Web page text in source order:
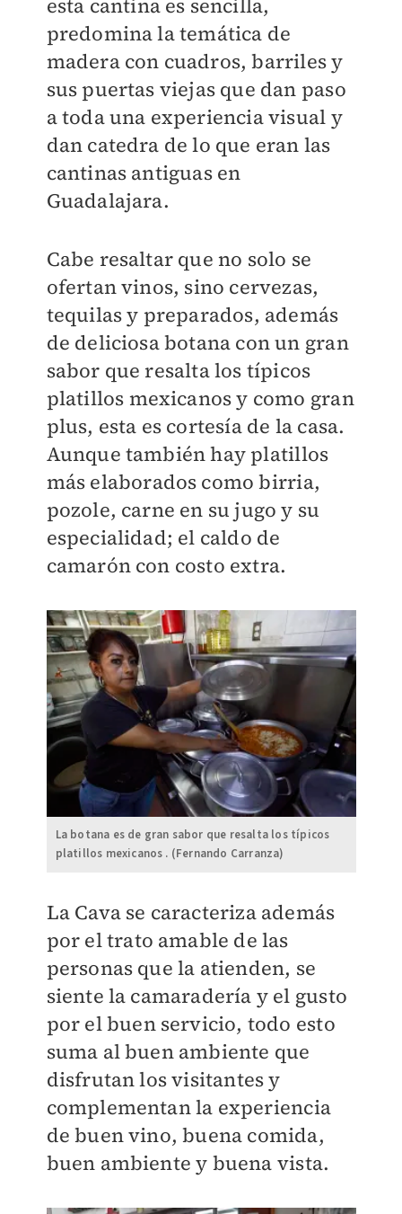
esta cantina es sencilla,
predomina la temática de
madera con cuadros, barriles y
sus puertas viejas que dan paso
a toda una experiencia visual y
dan catedra de lo que eran las
cantinas antiguas en
Guadalajara.
Cabe resaltar que no solo se
ofertan vinos, sino cervezas,
tequilas y preparados, además
de deliciosa botana con un gran
sabor que resalta los típicos
platillos mexicanos y como gran
plus, esta es cortesía de la casa.
Aunque también hay platillos
más elaborados como birria,
pozole, carne en su jugo y su
especialidad; el caldo de
camarón con costo extra.
La botana es de gran sabor que resalta los típicos
platillos mexicanos . (Fernando Carranza)
La Cava se caracteriza además
por el trato amable de las
personas que la atienden, se
siente la camaradería y el gusto
por el buen servicio, todo esto
suma al buen ambiente que
disfrutan los visitantes y
complementan la experiencia
de buen vino, buena comida,
buen ambiente y buena vista.